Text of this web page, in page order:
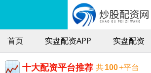
首页 实盘配资APP 实盘配资
十大配资平台推荐 共100+平台